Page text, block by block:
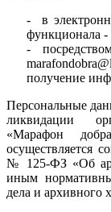
- в
функционала -
-
получение
Персональные
ликвидации
«Марафон
осуществляется
№ 125-ФЗ «Об
иным
дела и архивного